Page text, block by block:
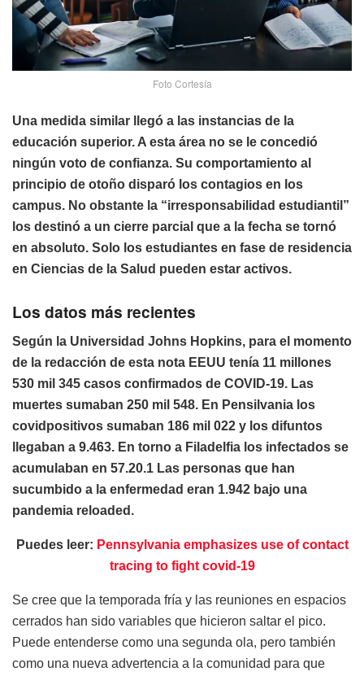
Foto Cortesía
Una medida similar llegó a las instancias de la
educación superior. A esta área no se le concedió
ningún voto de confianza. Su comportamiento al
principio de otoño disparó los contagios en los
campus. No obstante la “irresponsabilidad estudiantil”
los destinó a un cierre parcial que a la fecha se tornó
en absoluto. Solo los estudiantes en fase de residencia
en Ciencias de la Salud pueden estar activos.
Los datos más recientes
Según la Universidad Johns Hopkins, para el momento
de la redacción de esta nota EEUU tenía 11 millones
530 mil 345 casos confirmados de COVID-19. Las
muertes sumaban 250 mil 548. En Pensilvania los
covidpositivos sumaban 186 mil 022 y los difuntos
llegaban a 9.463. En torno a Filadelfia los infectados se
acumulaban en 57.20.1 Las personas que han
sucumbido a la enfermedad eran 1.942 bajo una
pandemia reloaded.
Puedes leer: Pennsylvania emphasizes use of contact
tracing to fight covid-19
Se cree que la temporada fría y las reuniones en espacios
cerrados han sido variables que hicieron saltar el pico.
Puede entenderse como una segunda ola, pero también
como una nueva advertencia a la comunidad para que